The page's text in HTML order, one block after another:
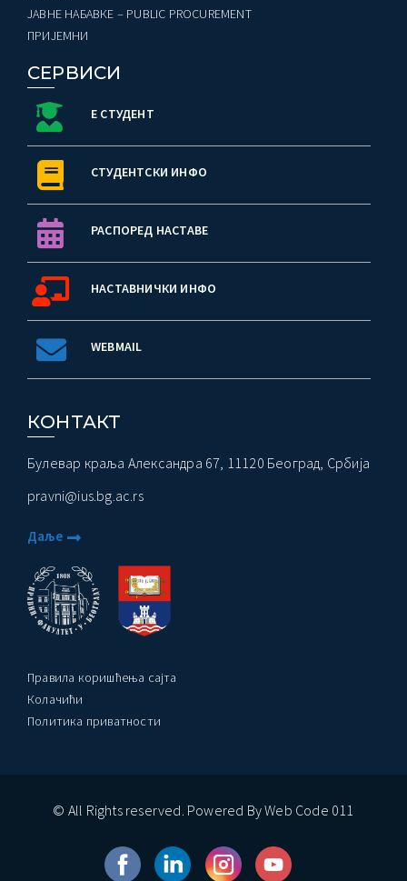
ЈАВНЕ НАБАВКЕ – PUBLIC PROCUREMENT
ПРИЈЕМНИ
СЕРВИСИ
Е СТУДЕНТ
СТУДЕНТСКИ ИНФО
РАСПОРЕД НАСТАВЕ
НАСТАВНИЧКИ ИНФО
WEBMAIL
КОНТАКТ
Булевар краља Александра 67, 11120 Београд, Србија
pravni@ius.bg.ac.rs
Даље
Правила коришћења сајта
Колачићи
Политика приватности
© All Rights reserved. Powered By Web Code 011